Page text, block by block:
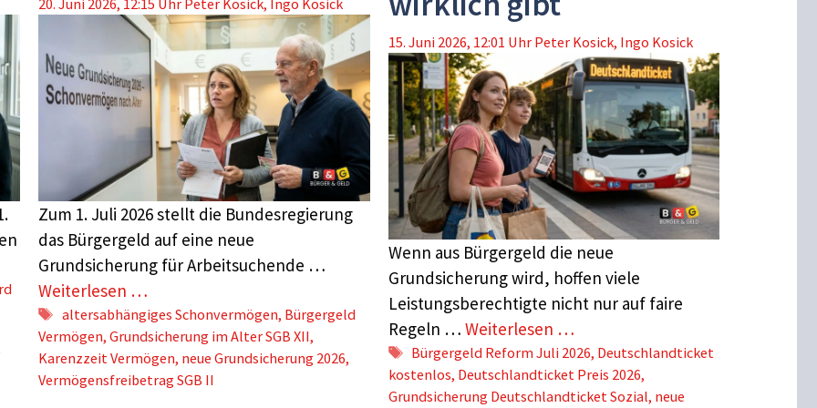
20. Juni 2026, 12:15 Uhr Peter Kosick, Ingo Kosick
Zum 1. Juli 2026 stellt die Bundesregierung
das Bürgergeld auf eine neue
Grundsicherung für Arbeitsuchende …
Weiterlesen …
Schlagwörter
altersabhängiges Schonvermögen, Bürgergeld
Vermögen,Grundsicherung im Alter SGB XII,
Karenzzeit Vermögen, neue Grundsicherung 2026,
Vermögensfreibetrag SGB II
15. Juni 2026, 12:01 Uhr Peter Kosick, Ingo Kosick
Wenn aus Bürgergeld die neue
Grundsicherung wird, hoffen viele
Leistungsberechtigte nicht nur auf faire
Regeln … Weiterlesen …
Schlagwörter
Bürgergeld Reform Juli 2026, Deutschlandticket
kostenlos, Deutschlandticket Preis 2026,
Grundsicherung Deutschlandticket Sozial, neue